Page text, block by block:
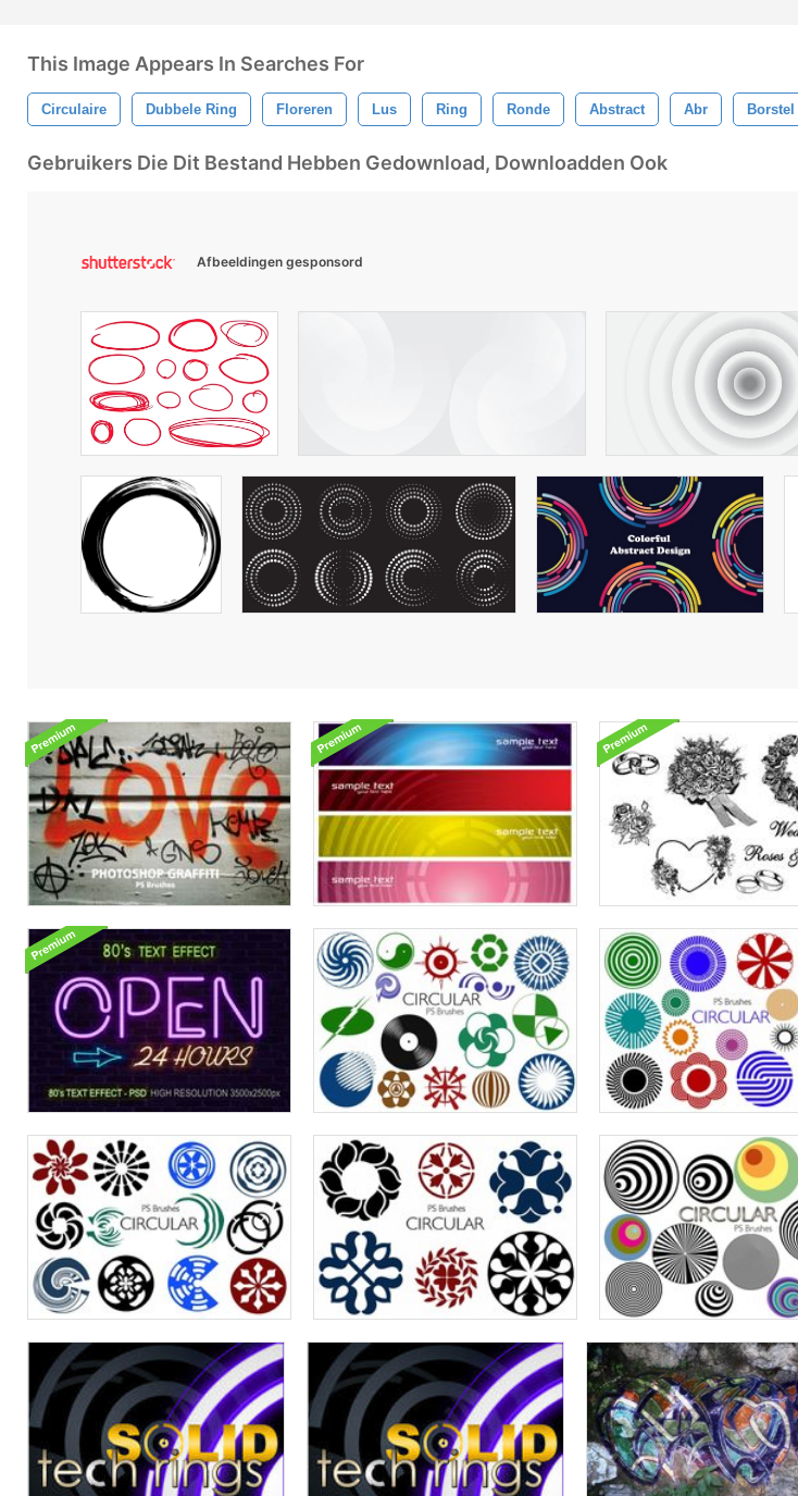
This Image Appears In Searches For
Circulaire Dubbele Ring Floreren Lus Ring Ronde Abstract Abr Borstel
Gebruikers Die Dit Bestand Hebben Gedownload, Downloadden Ook
Afbeeldingen gesponsord